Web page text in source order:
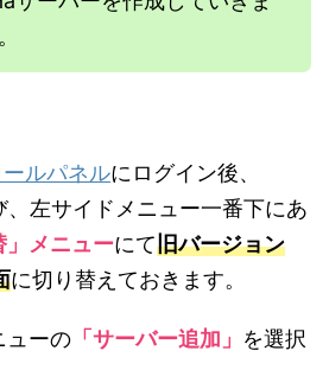
ルパネルにログイン後、
、左サイドメニュー一番下にあ
」メニューにて旧バージョン
に切り替えておきます。
ューの 「サーバー追加」 を選択